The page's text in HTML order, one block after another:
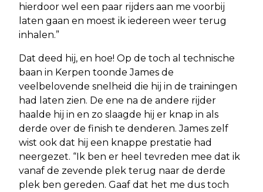
hierdoor wel een paar rijders aan me voorbij
laten gaan en moest ik iedereen weer terug
inhalen.”
Dat deed hij, en hoe! Op de toch al technische
baan in Kerpen toonde James de
veelbelovende snelheid die hij in de trainingen
had laten zien. De ene na de andere rijder
haalde hij in en zo slaagde hij er knap in als
derde over de finish te denderen. James zelf
wist ook dat hij een knappe prestatie had
neergezet. “Ik ben er heel tevreden mee dat ik
vanaf de zevende plek terug naar de derde
plek ben gereden. Gaaf dat het me dus toch